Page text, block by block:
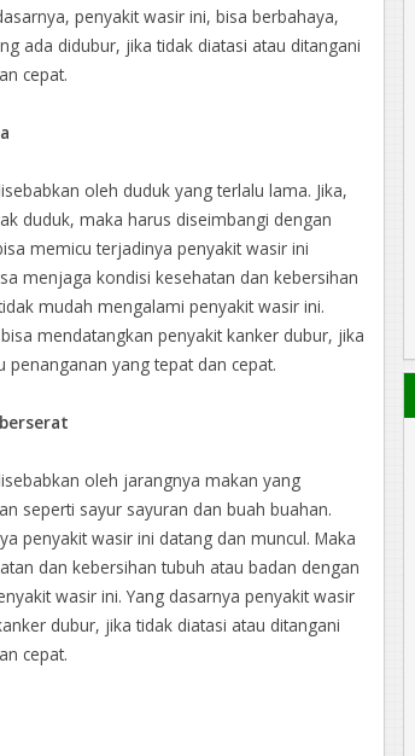
penyakit wasir ini, bisa berbahaya,
ada didubur, jika tidak diatasi atau ditangani
cepat.
oleh duduk yang terlalu lama. Jika,
duduk, maka harus diseimbangi dengan
memicu terjadinya penyakit wasir ini
menjaga kondisi kesehatan dan kebersihan
mudah mengalami penyakit wasir ini.
mendatangkan penyakit kanker dubur, jika
yang tepat dan cepat.
oleh jarangnya makan yang
seperti sayur sayuran dan buah buahan.
penyakit wasir ini datang dan muncul. Maka
dan kebersihan tubuh atau badan dengan
wasir ini. Yang dasarnya penyakit wasir
dubur, jika tidak diatasi atau ditangani
cepat.